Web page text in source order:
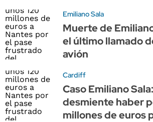
Emiliano Sala
Muerte de
el último llamado
avión
Cardiff
Caso Emiliano
desmiente haber
millones de euros